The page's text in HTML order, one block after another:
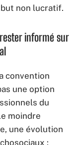
non lucratif.
informé sur
convention
une option
du
moindre
une évolution
: